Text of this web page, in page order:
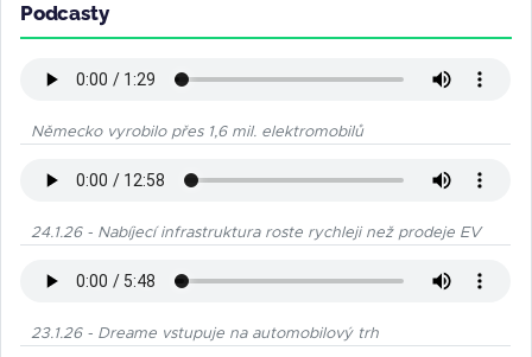
Podcasty
Německo vyrobilo přes 1,6 mil. elektromobilů
24.1.26 - Nabíjecí infrastruktura roste rychleji než prodeje EV
23.1.26 - Dreame vstupuje na automobilový trh